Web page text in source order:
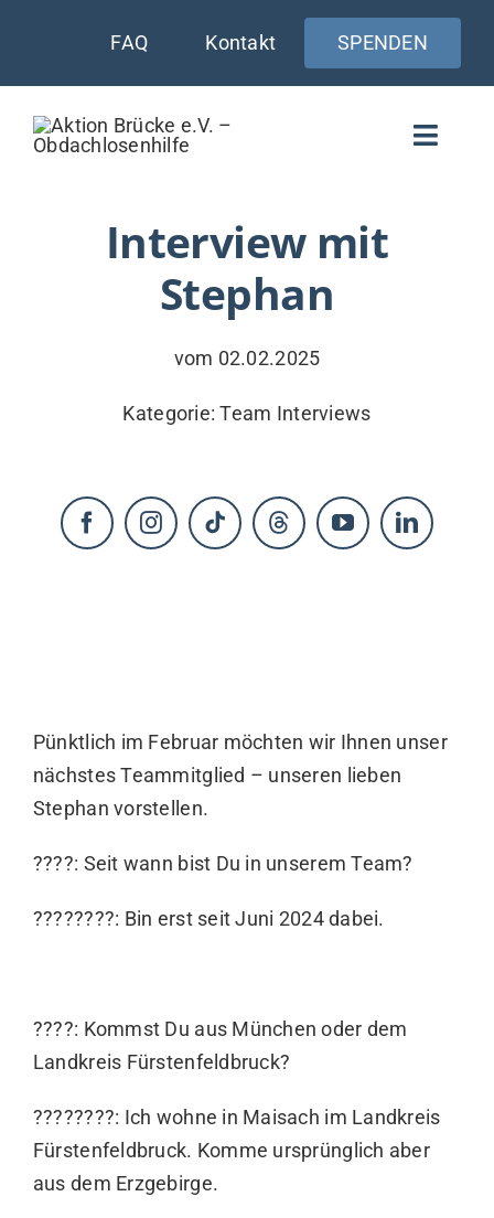
springen
FAQ Kontakt SPENDEN
Toggle
KONTAKT
Interview mit
Stephan
vom 02.02.2025
Kategorie:Team Interviews
Pünktlich im Februar möchten wir Ihnen unser
nächstes Teammitglied – unseren lieben
Stephan vorstellen.
????: Seit wann bist Du in unserem Team?
????????: Bin erst seit Juni 2024 dabei.
????: Kommst Du aus München oder dem
Landkreis Fürstenfeldbruck?
????????: Ich wohne in Maisach im Landkreis
Fürstenfeldbruck. Komme ursprünglich aber
aus dem Erzgebirge.